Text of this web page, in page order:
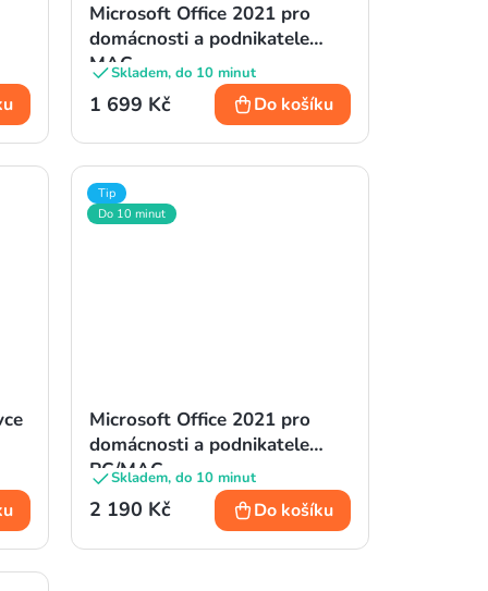
Microsoft Office 2021 pro
domácnosti a podnikatele
MACSkladem, do 10 minut
1 699 Kč Do košíku
Tip
Do 10 minut
Microsoft Office 2021 pro
domácnosti a podnikatele
PC/MAC
Skladem, do 10 minut
2 190 Kč Do košíku